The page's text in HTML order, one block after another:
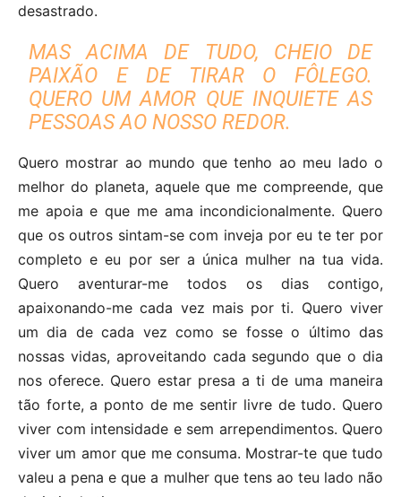
desastrado.
MAS ACIMA DE TUDO, CHEIO DE
PAIXÃO E DE TIRAR O FÔLEGO.
QUERO UM AMOR QUE INQUIETE AS
PESSOAS AO NOSSO REDOR.
Quero mostrar ao mundo que tenho ao meu lado o
melhor do planeta, aquele que me compreende, que
me apoia e que me ama incondicionalmente. Quero
que os outros sintam-se com inveja por eu te ter por
completo e eu por ser a única mulher na tua vida.
Quero aventurar-me todos os dias contigo,
apaixonando-me cada vez mais por ti. Quero viver
um dia de cada vez como se fosse o último das
nossas vidas, aproveitando cada segundo que o dia
nos oferece. Quero estar presa a ti de uma maneira
tão forte, a ponto de me sentir livre de tudo. Quero
viver com intensidade e sem arrependimentos. Quero
viver um amor que me consuma. Mostrar-te que tudo
valeu a pena e que a mulher que tens ao teu lado não